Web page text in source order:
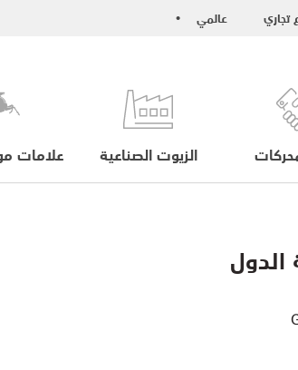
• عالمي
علامات الزيوت الصناعية